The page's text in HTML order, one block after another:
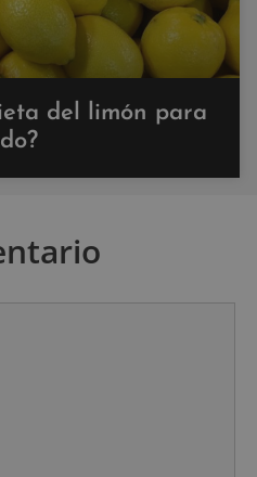
del limón para